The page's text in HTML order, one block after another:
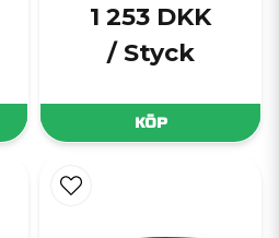
1 253 DKK
/ Styck
KÖP